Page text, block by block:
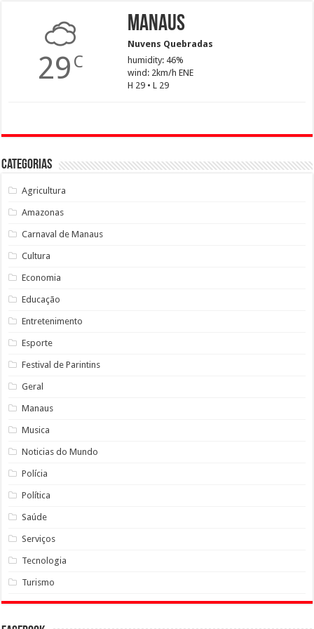
29 C
Manaus
Nuvens Quebradas
humidity: 46%
wind: 2km/h ENE
H 29 • L 29
Categorias
Agricultura
Amazonas
Carnaval de Manaus
Cultura
Economia
Educação
Entretenimento
Esporte
Festival de Parintins
Geral
Manaus
Musica
Noticias do Mundo
Polícia
Política
Saúde
Serviços
Tecnologia
Turismo